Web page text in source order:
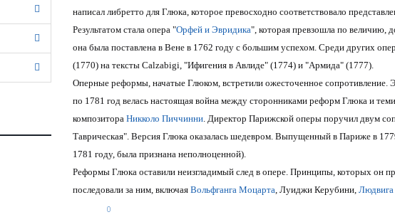
написал либретто для Глюка, которое превосходно соответствовало
Результатом стала опера "Орфей и Эвридика", которая превзошла по величию,
она была поставлена в Вене в 1762 году с большим успехом. Среди других
(1770) на тексты Calzabigi, "Ифигения в Авлиде" (1774) и "Армида" (1777).
Оперные реформы, начатые Глюком, встретили ожесточенное сопротивление.
по 1781 год велась настоящая война между сторонниками реформ Глюка и
композитора Никколо Пиччинни. Директор Парижской оперы поручил двум
Таврическая". Версия Глюка оказалась шедевром. Выпущенный в Париже в
1781 году, была признана неполноценной).
Реформы Глюка оставили неизгладимый след в опере. Принципы, которых он
последовали за ним, включая Вольфганга Моцарта, Луиджи Керубини, Людвига
0